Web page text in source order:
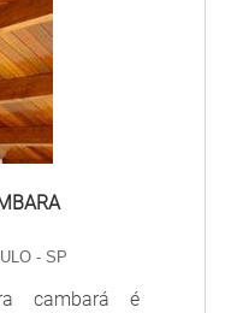
pesquisado a
de madeira
- SP
cambará é